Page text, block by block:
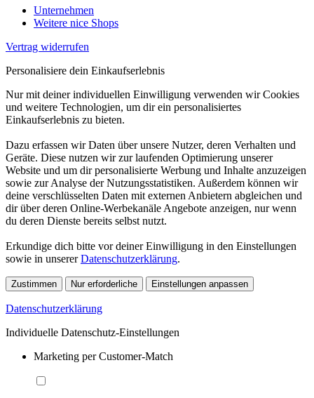
Unternehmen
Weitere nice Shops
Vertrag widerrufen
Personalisiere dein Einkaufserlebnis
Nur mit deiner individuellen Einwilligung verwenden wir Cookies
und weitere Technologien, um dir ein personalisiertes
Einkaufserlebnis zu bieten.
Dazu erfassen wir Daten über unsere Nutzer, deren Verhalten und
Geräte. Diese nutzen wir zur laufenden Optimierung unserer
Website und um dir personalisierte Werbung und Inhalte anzuzeigen
sowie zur Analyse der Nutzungsstatistiken. Außerdem können wir
deine verschlüsselten Daten mit externen Anbietern abgleichen und
dir über deren Online-Werbekanäle Angebote anzeigen, nur wenn
du deren Dienste bereits selbst nutzt.
Erkundige dich bitte vor deiner Einwilligung in den Einstellungen
sowie in unsererDatenschutzerklärung.
Zustimmen Nur erforderliche Einstellungen anpassen
Datenschutzerklärung
Individuelle Datenschutz-Einstellungen
Marketing per Customer-Match